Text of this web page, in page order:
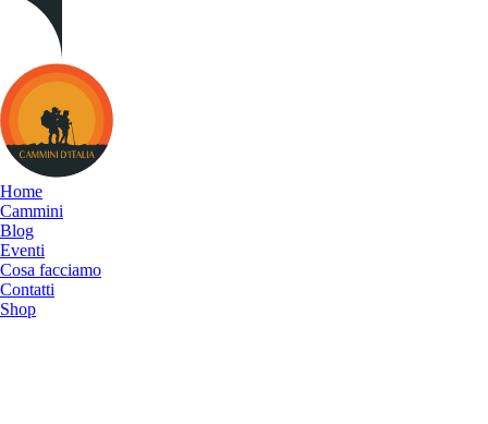
Cammini
d&#039;Italia
Home
Cammini
Blog
Eventi
Cosa facciamo
Contatti
Shop